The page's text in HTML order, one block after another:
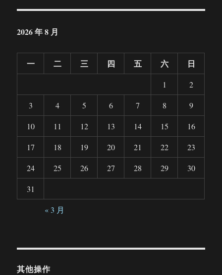
2026 年 8 月
一 二 三 四 五 六 日
1
2
3
4 5 6 7 8
9
10
11 12 13 14 15
16
17
18 19 20 21 22
23
24
25 26 27 28 29
30
31
« 3 月
其他操作